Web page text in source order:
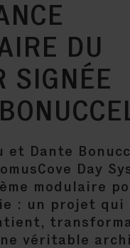
DU
SIGNÉE
et Dante
Day
modulaire
: un projet qui
véritable